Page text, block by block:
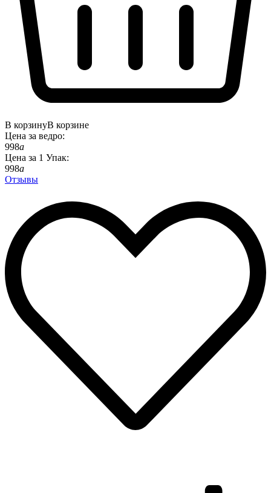
В корзинуВ корзине
Цена за ведро:
998a
Цена за 1 Упак:
998a
Отзывы